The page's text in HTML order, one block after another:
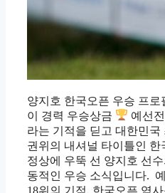
양지호 한국오픈 우승 프로
이 경력 우승상금
예선
라는 기적을 딛고 대한민국
권위의 내셔널 타이틀인 한
정상에 우뚝 선 양지호 선
동적인 우승 소식입니다.
18위의 기적, 한국오픈 역사